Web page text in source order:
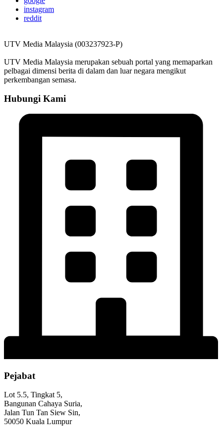
instagram
reddit
UTV Media Malaysia (003237923-P)
UTV Media Malaysia merupakan sebuah portal yang memaparkan
pelbagai dimensi berita di dalam dan luar negara mengikut
perkembangan semasa.
Hubungi Kami
Pejabat
Lot 5.5, Tingkat 5,
Bangunan Cahaya Suria,
Jalan Tun Tan Siew Sin,
50050 Kuala Lumpur